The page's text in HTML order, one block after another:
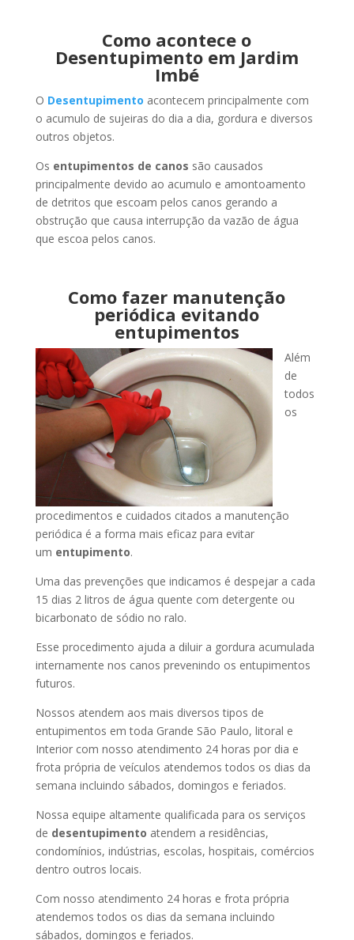
Como acontece o
Desentupimento em Jardim
Imbé
O Desentupimento acontecem principalmente com
o acumulo de sujeiras do dia a dia, gordura e diversos
outros objetos.
Os entupimentos de canos são causados
principalmente devido ao acumulo e amontoamento
de detritos que escoam pelos canos gerando a
obstrução que causa interrupção da vazão de água
que escoa pelos canos.
Como fazer manutenção
periódica evitando
entupimentos
Além
de
todos
os
procedimentos e cuidados citados a manutenção
periódica é a forma mais eficaz para evitar
um entupimento.
Uma das prevenções que indicamos é despejar a cada
15 dias 2 litros de água quente com detergente ou
bicarbonato de sódio no ralo.
Esse procedimento ajuda a diluir a gordura acumulada
internamente nos canos prevenindo os entupimentos
futuros.
Nossos atendem aos mais diversos tipos de
entupimentos em toda Grande São Paulo, litoral e
Interior com nosso atendimento 24 horas por dia e
frota própria de veículos atendemos todos os dias da
semana incluindo sábados, domingos e feriados.
Nossa equipe altamente qualificada para os serviços
de desentupimento atendem a residências,
condomínios, indústrias, escolas, hospitais, comércios
dentro outros locais.
Com nosso atendimento 24 horas e frota própria
atendemos todos os dias da semana incluindo
sábados, domingos e feriados.